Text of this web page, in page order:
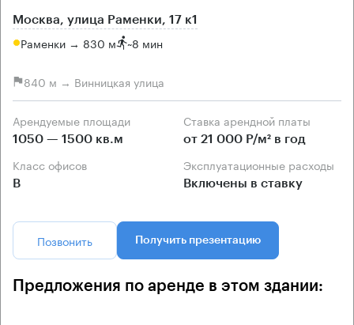
Москва, улица Раменки, 17 к1
Раменки → 830 м ~8 мин
840 м → Винницкая улица
Арендуемые площади
1050 — 1500 кв.м
Ставка арендной платы
от 21 000 Р/м² в год
Класс офисов
B
Эксплуатационные расходы
Включены в ставку
Позвонить Получить презентацию
Предложения по аренде в этом здании: